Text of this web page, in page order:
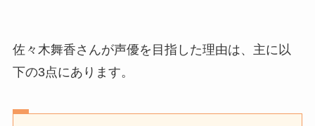
佐々木舞香さんが声優を目指した理由は、主に以
下の3点にあります。